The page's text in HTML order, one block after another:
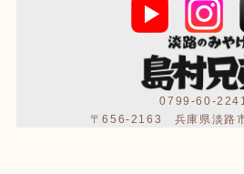
0799-60-2241
〒656-2163 兵庫県淡路